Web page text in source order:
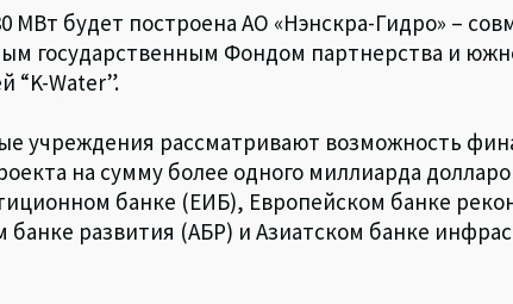
МВт будет построена АО «Нэнскра-Гидро» –
государственным Фондом партнерства и
“K-Water”.
учреждения рассматривают возможность
на сумму более одного миллиарда
банке (ЕИБ), Европейском банке
банке развития (АБР) и Азиатском банке